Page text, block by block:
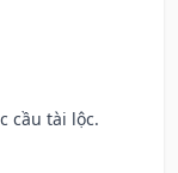
cầu tài lộc.